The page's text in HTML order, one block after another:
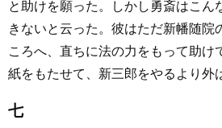
と助けを願った。しかし勇斎はこん
きないと云った。彼はただ新幡随院
ころへ、直ちに法の力をもって助け
紙をもたせて、新三郎をやるより外
七